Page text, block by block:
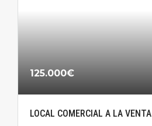
125.000€
LOCAL COMERCIAL A LA VENTA